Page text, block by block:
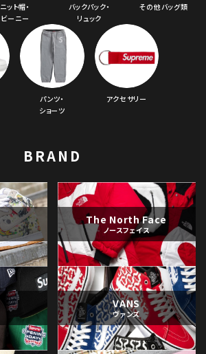
ニット帽・
ビーニー
バックパック・
リュック
その他バッグ類
パンツ・
ショーツ
アクセサリー
BRAND
The North Face
ノースフェイス
VANS
ヴァンズ